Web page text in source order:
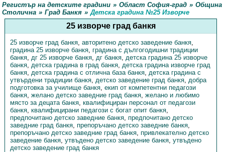
Регистър на детските градини » Област София-град » Община
Столична » Град Банкя » Детска градина №25 Изворче
25 изворче град банкя
25 изворче град банкя, авторитено детско заведение банкя,
градина 25 изворче банкя, градина с дългогодишни традиции
банкя, дг 25 изворче банкя, дг банкя, детска градина 25 изворче
банкя, детска градина в град банкя, детска градина изворче град
банкя, детска градина с отлична база банкя, детска градина с
утвърдени традиции банкя, детско заведение град банкя, добра
подготовка за училище банкя, екип от компетентни педагози
банкя, желано детско заведние град банкя, желано и любимо
място за децата банкя, квалифициран персонал от педагози
банкя, квалифицирани педагози с богат опит банкя,
предпочитано детско заведние банкя, предпочитано детско
заведние град банкя, препоръчано детско заведние банкя,
препоръчано детско заведние град банкя, привлекателно детско
заведение банкя, утвъдено детско заведение банкя, утвъдено
детско заведение град банкя